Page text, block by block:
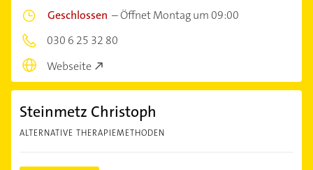
Geschlossen –Öffnet Montag um 09:00
030 6 25 32 80
Webseite
Steinmetz Christoph
ALTERNATIVE THERAPIEMETHODEN